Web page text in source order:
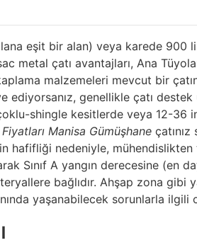
eşit bir alan) veya karede 900
metal çatı avantajları, Ana
malzemeleri mevcut bir
ediyorsanız, genellikle çatı
shingle kesitlerde veya 12-36
Manisa Gümüşhane
hafifliği nedeniyle, mühendislikten
Sınıf A yangın derecesine (en
bağlıdır. Ahşap zona gibi
yaşanabilecek sorunlarla ilgili